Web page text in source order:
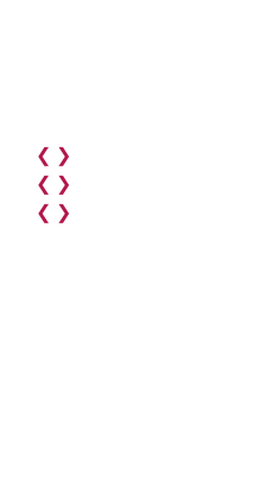
❮ ❯
❮ ❯
❮ ❯